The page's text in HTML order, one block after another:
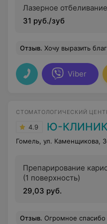
Лазерное отбеливание
31 руб./зуб
Отзыв. Хочу выразить благодарность Тыторову
Viber
СТОМАТОЛОГИЧЕСКИЙ
4.9 Ю-
Гомель, ул. Каменщикова,
Препарирование
(1 поверхность)
29,03 руб.
Отзыв. Огромное спасибо